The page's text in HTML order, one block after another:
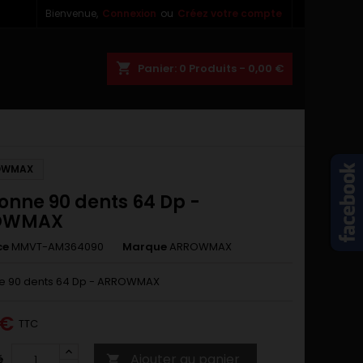
Bienvenue, Connexion ou Créez votre compte
shopping_cart Panier: 0 Produits - 0,00 €
90 dents 64 Dp -
MMVT-AM364090 Marque ARROWMAX
90 dents 64 Dp - ARROWMAX
TTC
